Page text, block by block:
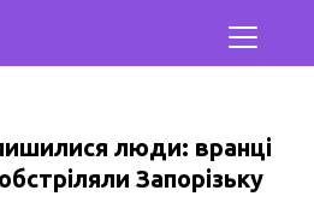
люди: вранці
Запорізьку